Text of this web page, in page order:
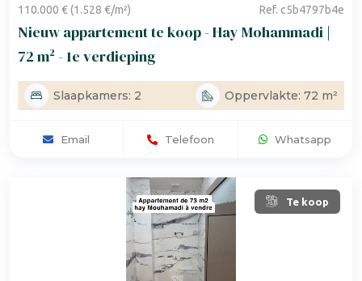
110.000 € (1.528 €/m²)
Ref. c5b4797b4e
Nieuw appartement te koop - Hay Mohammadi |
72 m² - 1e verdieping
Slaapkamers: 2 Oppervlakte: 72 m²
Email Telefoon Whatsapp
Te koop